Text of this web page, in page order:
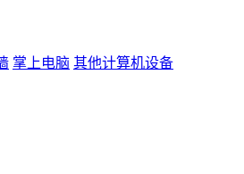
掌上电脑 其他计算机设备